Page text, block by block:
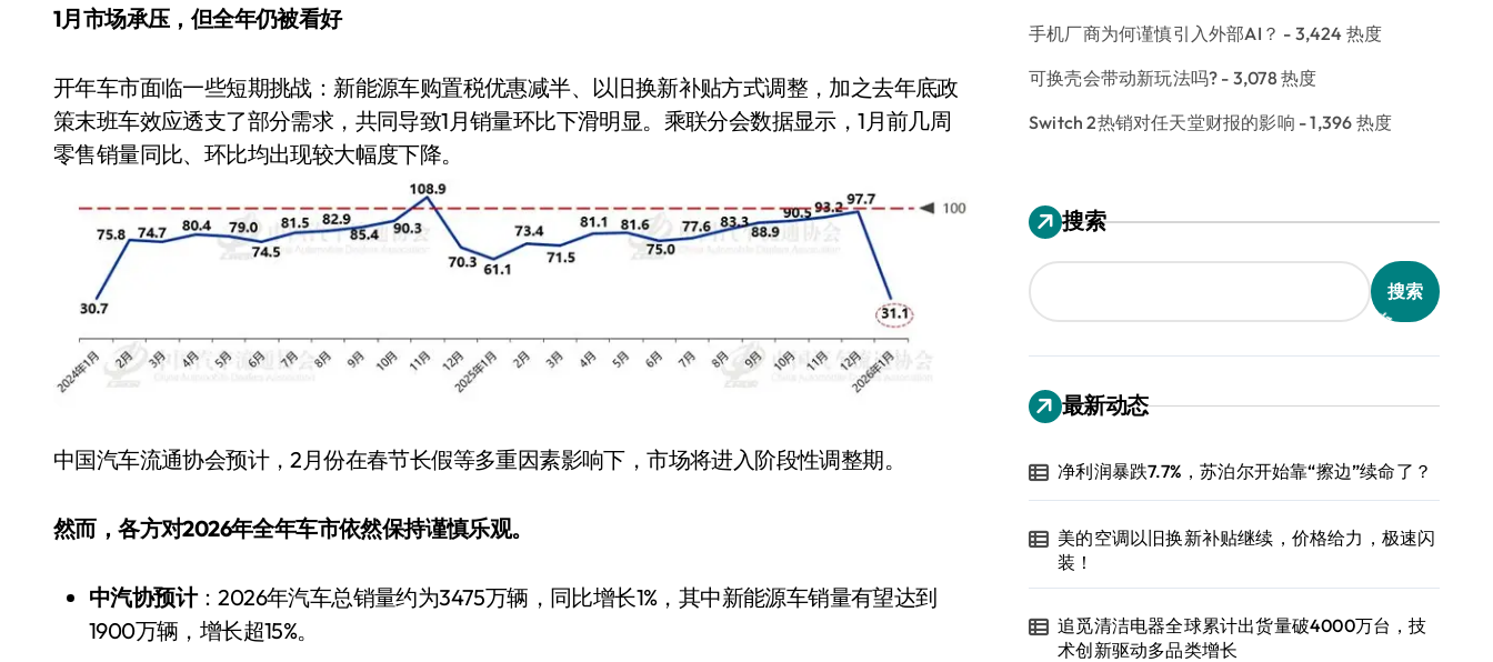
1月市场承压，但全年仍被看好
开年车市面临一些短期挑战：新能源车购置税优惠减半、以旧换新补贴方式调整，加之去年底政
策末班车效应透支了部分需求，共同导致1月销量环比下滑明显。乘联分会数据显示，1月前几周
零售销量同比、环比均出现较大幅度下降。
中国汽车流通协会预计，2月份在春节长假等多重因素影响下，市场将进入阶段性调整期。
然而，各方对2026年全年车市依然保持谨慎乐观。
中汽协预计：2026年汽车总销量约为3475万辆，同比增长1%，其中新能源车销量有望达到
1900万辆，增长超15%。
手机厂商为何谨慎引入外部AI？ - 3,424 热度
可换壳会带动新玩法吗? - 3,078 热度
Switch 2热销对任天堂财报的影响 - 1,396 热度
搜索
搜索
最新动态
净利润暴跌7.7%，苏泊尔开始靠“擦边”续命了？
美的空调以旧换新补贴继续，价格给力，极速闪
装！
追觅清洁电器全球累计出货量破4000万台，技
术创新驱动多品类增长